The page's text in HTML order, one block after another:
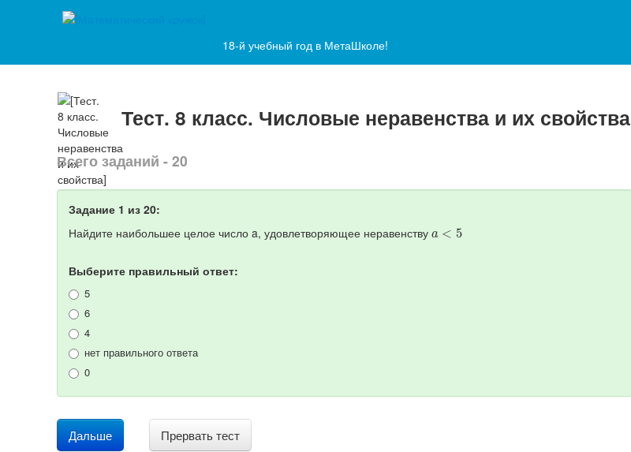
18-й учебный год в МетаШколе!
Тест. 8 класс. Числовые неравенства и их свойства
Всего заданий - 20
Задание 1 из 20:
Найдите наибольшее целое число a, удовлетворяющее неравенству
Выберите правильный ответ:
5
6
4
нет правильного ответа
0
Дальше Прервать тест